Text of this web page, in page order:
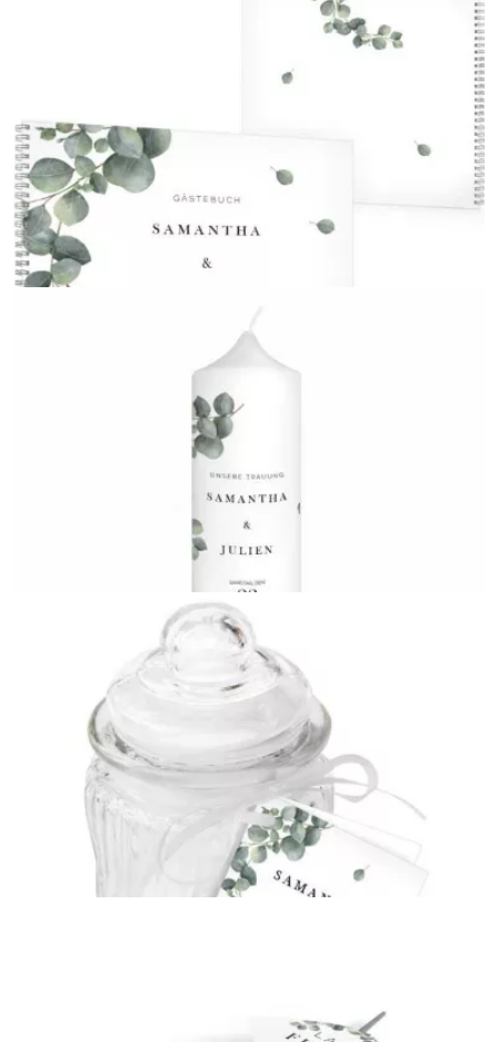
Antwortkarte für die Hochzeit
Gästebuch
{farbicons}
Hochzeitskerze
{farbicons}